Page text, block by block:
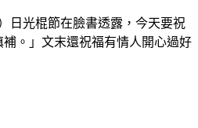
日光棍節在臉書透露，今天要祝
。」文末還祝福有情人開心過好